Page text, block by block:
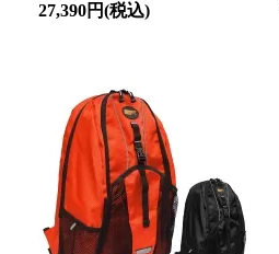
27,390円(税込)